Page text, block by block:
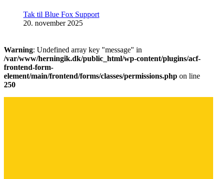
Tak til Blue Fox Support
20. november 2025
Warning: Undefined array key "message" in
/var/www/herningik.dk/public_html/wp-content/plugins/acf-
frontend-form-
element/main/frontend/forms/classes/permissions.php on line
250